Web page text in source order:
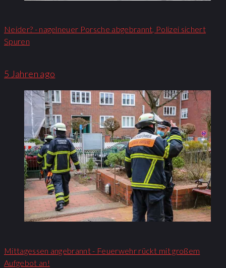
Neider? - nagelneuer Porsche abgebrannt, Polizei sichert
Spuren
5 Jahren ago
Mittagessen angebrannt - Feuerwehr rückt mit großem
Aufgebot an!​